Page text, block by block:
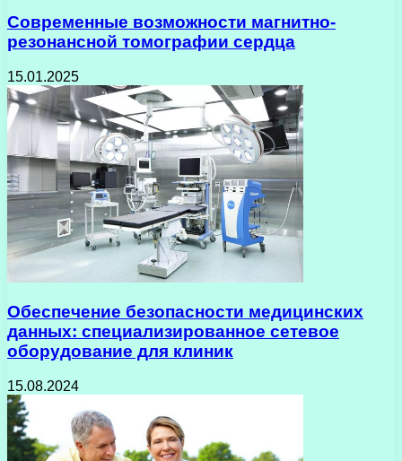
Современные возможности магнитно-
резонансной томографии сердца
15.01.2025
Обеспечение безопасности медицинских
данных: специализированное сетевое
оборудование для клиник
15.08.2024